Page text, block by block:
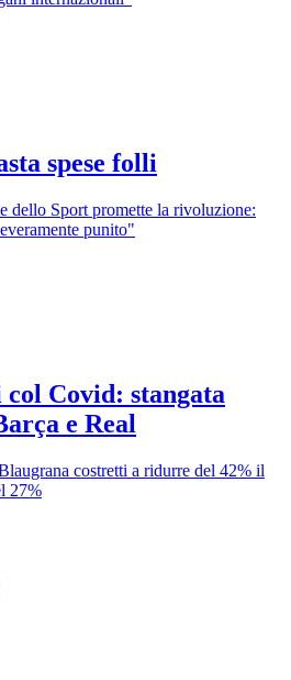
spese folli
dello Sport promette la rivoluzione:
punito"
Covid: stangata
e Real
costretti a ridurre del 42% il
27%